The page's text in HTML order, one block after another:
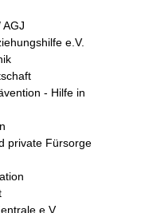
e.V.
- Hilfe in
private Fürsorge
e.V.